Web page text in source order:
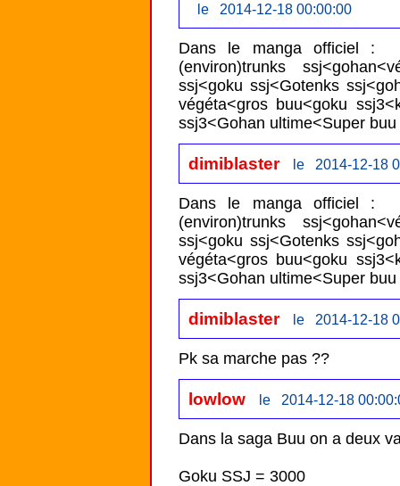
le 2014-12-18 00:00:00
Dans le manga officiel :
(environ)trunks
ssj<goku ssj<Gotenks
végéta<gros buu<goku
ssj3<Gohan ultime<Super
dimiblaster le 2014-12-18
Dans le manga officiel :
(environ)trunks
ssj<goku ssj<Gotenks
végéta<gros buu<goku
ssj3<Gohan ultime<Super
dimiblaster le 2014-12-18
Pk sa marche pas ??
lowlow le 2014-12-18
Dans la saga Buu on a deux
Goku SSJ = 3000